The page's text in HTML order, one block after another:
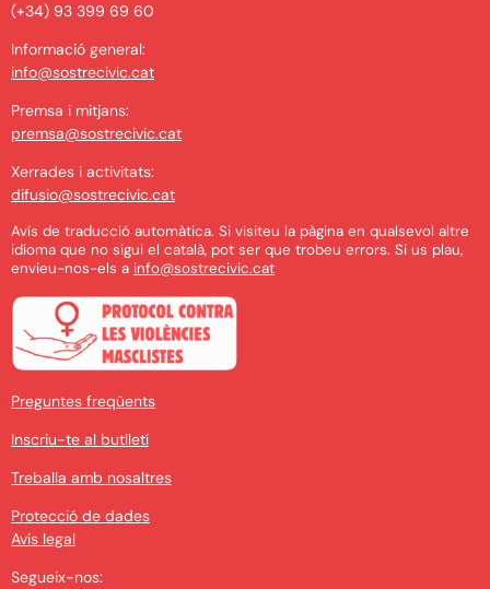
(+34) 93 399 69 60
Informació general:
info@sostrecivic.cat
Premsa i mitjans:
premsa@sostrecivic.cat
Xerrades i activitats:
difusio@sostrecivic.cat
Avís de traducció automàtica. Si visiteu la pàgina en qualsevol altre
idioma que no sigui el català, pot ser que trobeu errors. Si us plau,
envieu-nos-els a info@sostrecivic.cat
Preguntes freqüents
Inscriu-te al butlletí
Treballa amb nosaltres
Protecció de dades
Avís legal
Segueix-nos: